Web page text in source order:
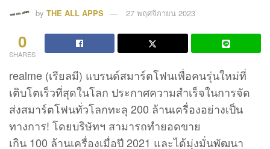
by THE ALL APPS 27 พฤศจิกายน 2023
0
SHARES
realme (เรียลมี) แบรนด์สมาร์ตโฟนเพื่อคนรุ่นใหม่ที่
เติบโตเร็วที่สุดในโลก ประกาศความสำเร็จในการจัด
ส่งสมาร์ตโฟนทั่วโลกทะลุ 200 ล้านเครื่องอย่างเป็น
ทางการ! โดยบริษัทฯ สามารถทำยอดขาย
เกิน 100 ล้านเครื่องเมื่อปี 2021 และได้มุ่งมั่นพัฒนา